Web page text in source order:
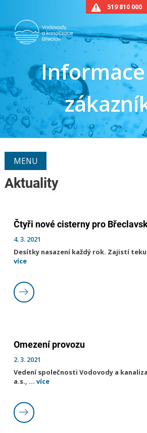
519 810 000
MENU
Aktuality
Čtyři nové cisterny pro
4. 3. 2021
Desítky nasazení každý rok. Zajistí
více
Omezení provozu
2. 3. 2021
Vedení společnosti Vodovody a
a.s., ... více